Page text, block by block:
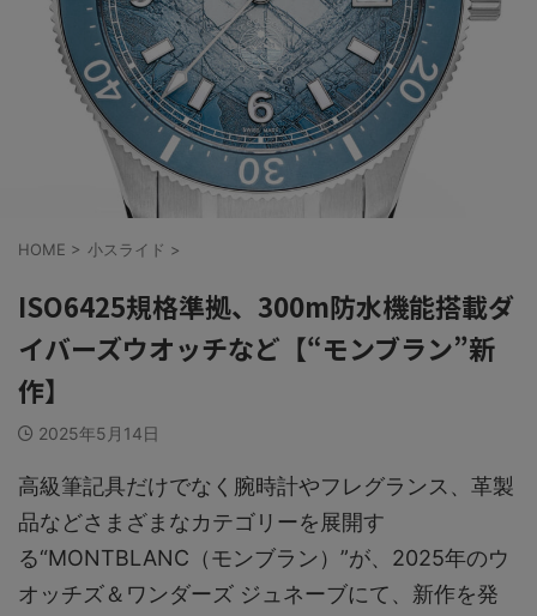
HOME > 小スライド >
ISO6425規格準拠、300m防水機能搭載ダ
イバーズウオッチなど【“モンブラン”新
作】
2025年5月14日
高級筆記具だけでなく腕時計やフレグランス、革製
品などさまざまなカテゴリーを展開す
る“MONTBLANC（モンブラン）”が、2025年のウ
オッチズ＆ワンダーズ ジュネーブにて、新作を発